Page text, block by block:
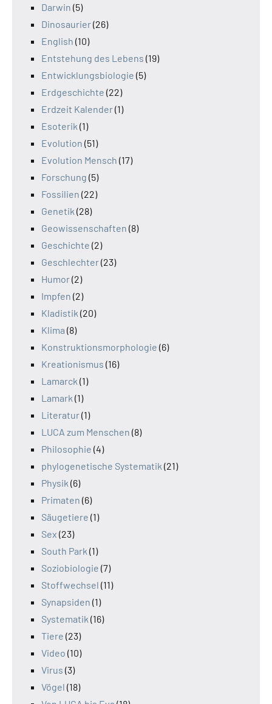
Darwin (5)
Dinosaurier(26)
English (10)
Entstehung des Lebens (19)
Entwicklungsbiologie (5)
Erdgeschichte (22)
Erdzeit Kalender(1)
Esoterik (1)
Evolution (51)
Evolution Mensch (17)
Forschung (5)
Fossilien (22)
Genetik (28)
Geowissenschaften (8)
Geschichte (2)
Geschlechter(23)
Humor(2)
Impfen (2)
Kladistik (20)
Klima (8)
Konstruktionsmorphologie (6)
Kreationismus (16)
Lamarck (1)
Lamark (1)
Literatur(1)
LUCA zum Menschen (8)
Philosophie (4)
phylogenetische Systematik (21)
Physik (6)
Primaten (6)
Säugetiere (1)
Sex (23)
South Park (1)
Soziobiologie (7)
Stoffwechsel (11)
Synapsiden (1)
Systematik (16)
Tiere (23)
Video (10)
Virus (3)
Vögel (18)